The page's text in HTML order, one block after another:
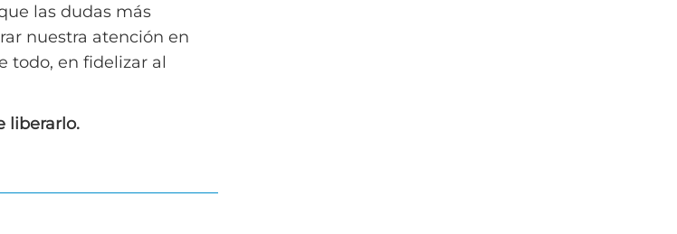
las dudas más
nuestra atención en
todo, en fidelizar al
liberarlo.